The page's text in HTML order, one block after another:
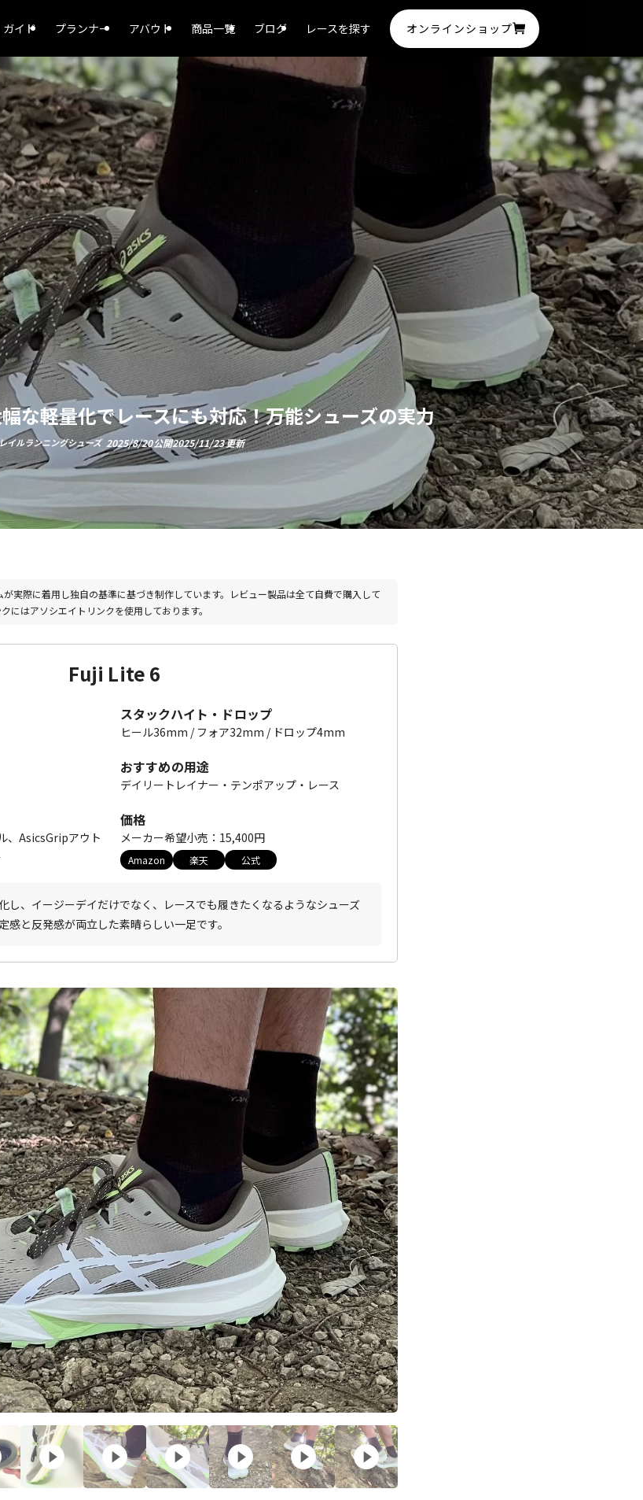
ガイド プランナー アバウト 商品一覧 ブログ レースを探す オンラインショップ
な軽量化でレースにも対応！万能シューズの実力
イルランニングシューズ 2025/8/20 2025/11/23
実際に着用し独自の基準に基づき制作しています。レビュー製品は全て自費で購入して
にはアソシエイトリンクを使用しております。
Fuji Lite 6
スタックハイト・ドロップ
ヒール36mm / フォア32mm / ドロップ4mm
おすすめの用途
デイリートレイナー・テンポアップ・レース
、AsicsGripアウト
価格
メーカー希望小売：15,400円
Amazon 楽天 公式
し、イージーデイだけでなく、レースでも履きたくなるようなシューズ
感と反発感が両立した素晴らしい一足です。